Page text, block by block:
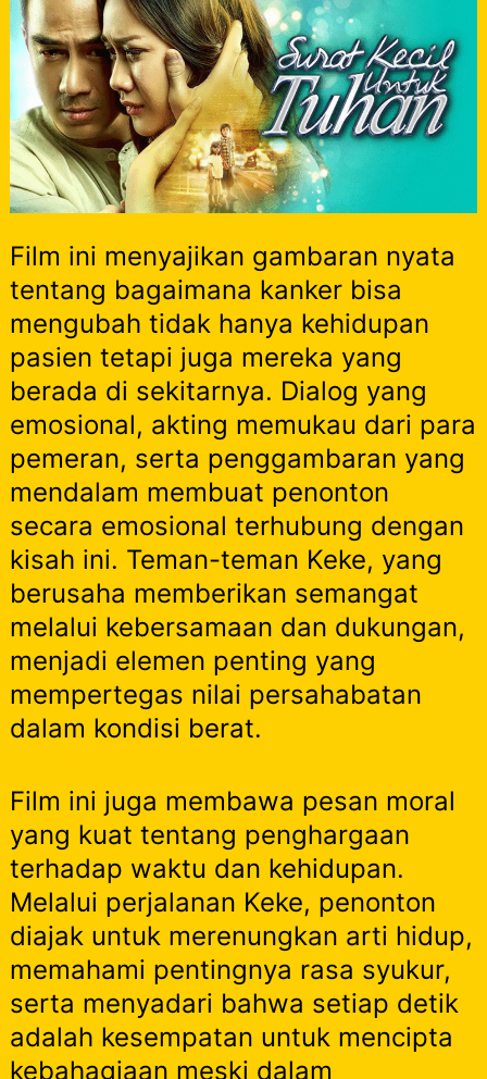
Film ini menyajikan gambaran nyata
tentang bagaimana kanker bisa
mengubah tidak hanya kehidupan
pasien tetapi juga mereka yang
berada di sekitarnya. Dialog yang
emosional, akting memukau dari para
pemeran, serta penggambaran yang
mendalam membuat penonton
secara emosional terhubung dengan
kisah ini. Teman-teman Keke, yang
berusaha memberikan semangat
melalui kebersamaan dan dukungan,
menjadi elemen penting yang
mempertegas nilai persahabatan
dalam kondisi berat.
Film ini juga membawa pesan moral
yang kuat tentang penghargaan
terhadap waktu dan kehidupan.
Melalui perjalanan Keke, penonton
diajak untuk merenungkan arti hidup,
memahami pentingnya rasa syukur,
serta menyadari bahwa setiap detik
adalah kesempatan untuk mencipta
kebahagiaan meski dalam